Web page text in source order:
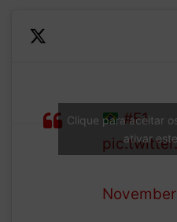
LAP
59/71
#F1
Clique para aceitar
ativar